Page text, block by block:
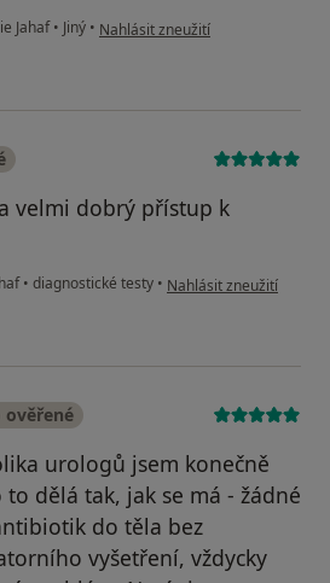
Jahaf• Jiný • podle názoru uživatele Alexandr
Nahlásit zneužití
velmi dobrý přístup k
• diagnostické testy • podle názoru uživatele
Nahlásit zneužití
ověřené
urologů jsem konečně
dělá tak, jak se má - žádné
do těla bez
vyšetření, vždycky